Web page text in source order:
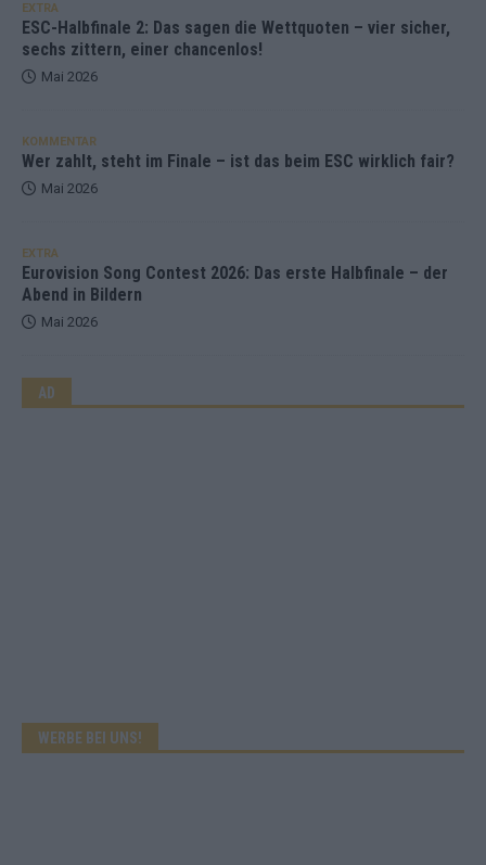
EXTRA
ESC-Halbfinale 2: Das sagen die Wettquoten – vier sicher,
sechs zittern, einer chancenlos!
Mai 2026
KOMMENTAR
Wer zahlt, steht im Finale – ist das beim ESC wirklich fair?
Mai 2026
EXTRA
Eurovision Song Contest 2026: Das erste Halbfinale – der
Abend in Bildern
Mai 2026
AD
WERBE BEI UNS!